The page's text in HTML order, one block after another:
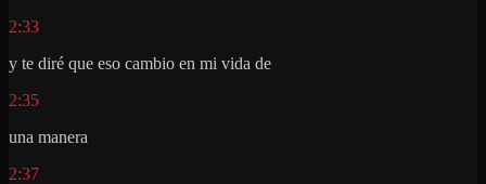
2:33
y te diré que eso cambio en mi vida de
2:35
una manera
2:37